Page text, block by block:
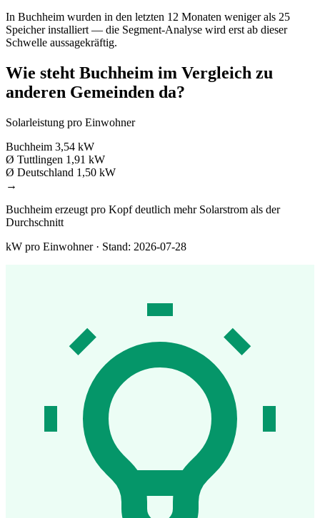
In Buchheim wurden in den letzten 12 Monaten weniger als 25
Speicher installiert — die Segment-Analyse wird erst ab dieser
Schwelle aussagekräftig.
Wie steht Buchheim im Vergleich zu
anderen Gemeinden da?
Solarleistung pro Einwohner
Buchheim 3,54 kW
Ø Tuttlingen 1,91 kW
Ø Deutschland 1,50 kW
→
Buchheim erzeugt pro Kopf deutlich mehr Solarstrom als der
Durchschnitt
kW pro Einwohner · Stand: 2026-07-28